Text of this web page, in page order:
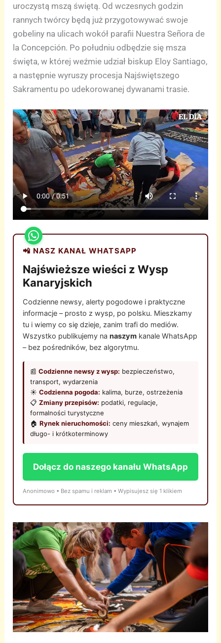
uroczystą mszą świętą. Od wczesnych godzin
rannych twórcy będą już przygotowywać swoje
gobeliny na ulicach wokół parafii Nuestra Señora de
la Concepción. Po południu odbędzie się msza
święta, w której weźmie udział biskup Eloy Santiago,
a następnie wyruszy procesja Najświętszego
Sakramentu po udekorowanej dywanami trasie.
📲 NASZ KANAŁ WHATSAPP
Najświeższe wieści z Wysp
Kanaryjskich
Codzienne newsy, alerty pogodowe i praktyczne
informacje – prosto z wysp, po polsku. Mieszkamy
tu i wiemy co się dzieje, zanim trafi do mediów.
Wszystko publikujemy nanaszym kanale WhatsApp
– bez pośredników, bez algorytmu.
📰Codzienne newsy z wysp: bezpieczeństwo,
transport, wydarzenia
☀️Codzienna pogoda: kalima, burze, ostrzeżenia
📋Zmiany przepisów: podatki, regulacje,
formalności turystyczne
🏠Rynek nieruchomości: ceny mieszkań, wynajem
długo- i krótkoterminowy
Dołącz do naszego kanału WhatsApp
Anonimowo • Bez spamu i reklam • Wypisujesz się 1 klikiem